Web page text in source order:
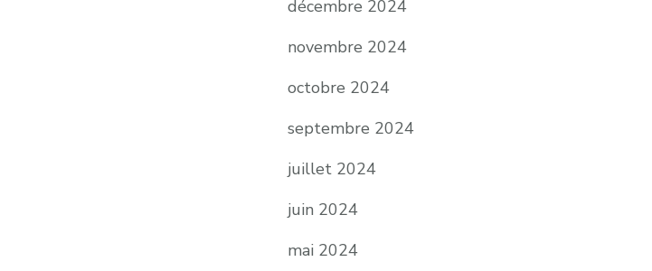
décembre 2024
novembre 2024
octobre 2024
septembre 2024
juillet 2024
juin 2024
mai 2024